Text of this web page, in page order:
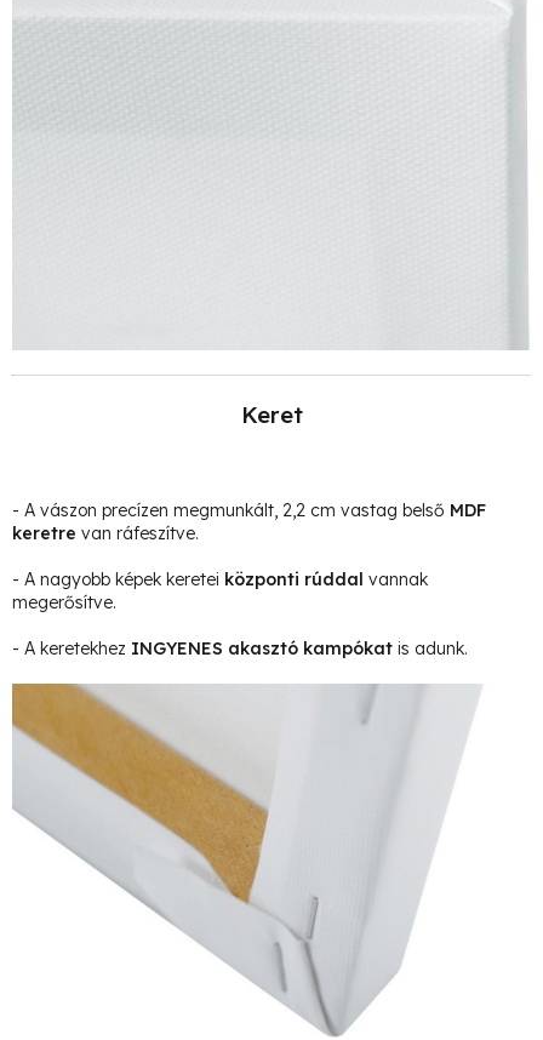
Keret
- A vászon precízen megmunkált, 2,2 cm vastag belső MDF
keretre van ráfeszítve.
- A nagyobb képek keretei központi rúddal vannak
megerősítve.
- A keretekhez INGYENES akasztó kampókat is adunk.